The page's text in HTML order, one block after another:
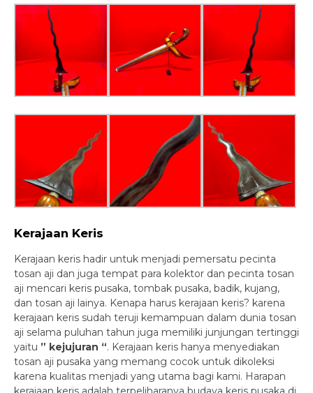
Kerajaan Keris
Kerajaan keris hadir untuk menjadi pemersatu pecinta
tosan aji dan juga tempat para kolektor dan pecinta tosan
aji mencari keris pusaka, tombak pusaka, badik, kujang,
dan tosan aji lainya. Kenapa harus kerajaan keris? karena
kerajaan keris sudah teruji kemampuan dalam dunia tosan
aji selama puluhan tahun juga memiliki junjungan tertinggi
yaitu ” kejujuran “. Kerajaan keris hanya menyediakan
tosan aji pusaka yang memang cocok untuk dikoleksi
karena kualitas menjadi yang utama bagi kami. Harapan